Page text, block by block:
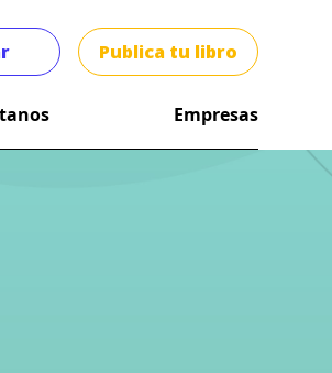
Publica tu libro
Empresas